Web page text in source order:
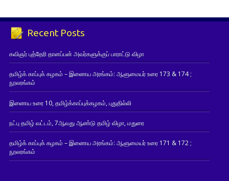
Recent Posts
கவிஞர் புத்தேரி தானப்பன் அவர்களுக்குப் பாராட்டு விழா
தமிழ்க் காப்புக் கழகம் – இணைய அரங்கம்: ஆளுமையர் உரை 173 & 174 ;
நூலரங்கம்
இணைய உரை 10, தமிழ்க்காப்புக்கழகம், புதுதில்லி
நட்பு தமிழ் வட்டம், 7ஆவது ஆண்டு தமிழ் விழா, மதுரை
தமிழ்க் காப்புக் கழகம் – இணைய அரங்கம்: ஆளுமையர் உரை 171 & 172 ;
நூலரங்கம்